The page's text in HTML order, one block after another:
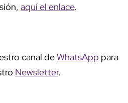
aquí el enlace.
canal deWhatsApp para
Newsletter.